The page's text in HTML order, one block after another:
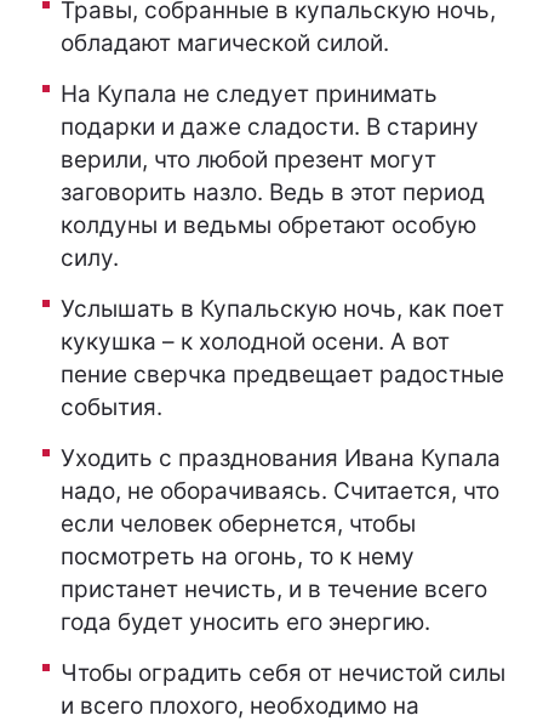
Травы, собранные в купальскую ночь,
обладают магической силой.
На Купала не следует принимать
подарки и даже сладости. В старину
верили, что любой презент могут
заговорить назло. Ведь в этот период
колдуны и ведьмы обретают особую
силу.
Услышать в Купальскую ночь, как поет
кукушка – к холодной осени. А вот
пение сверчка предвещает радостные
события.
Уходить с празднования Ивана Купала
надо, не оборачиваясь. Считается, что
если человек обернется, чтобы
посмотреть на огонь, то к нему
пристанет нечисть, и в течение всего
года будет уносить его энергию.
Чтобы оградить себя от нечистой силы
и всего плохого, необходимо на